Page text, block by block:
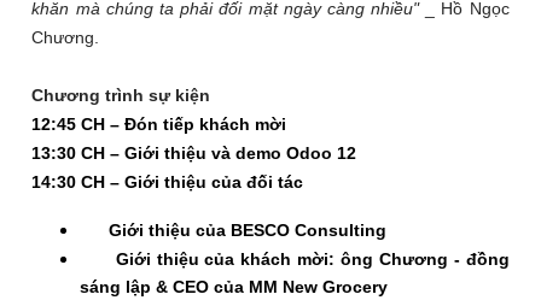
khăn mà chúng ta phải đối mặt ngày càng nhiều"
_ Hồ Ngọc
Chương.
Chương trình sự kiện
12:45 CH – Đón tiếp khách mời
13:30 CH – Giới thiệu và demo Odoo 12
14:30 CH – Giới thiệu của đối tác
Giới thiệu của BESCO Consulting
Giới thiệu của khách mời: ông Chương - đồng
sáng lập & CEO của MM New Grocery